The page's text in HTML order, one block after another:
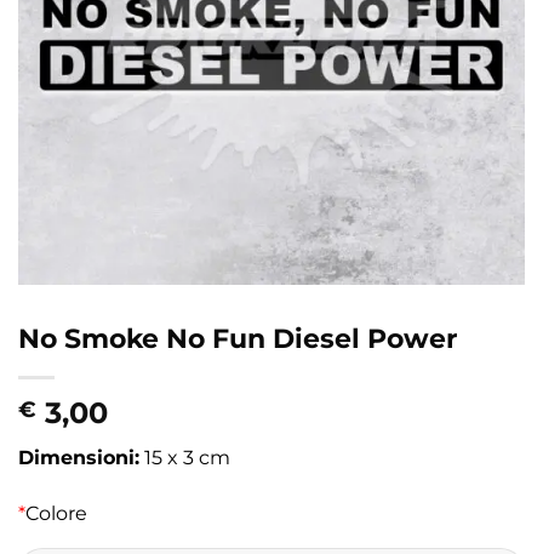
No Smoke No Fun Diesel Power
€ 3,00
Dimensioni: 15 x 3 cm
*Colore